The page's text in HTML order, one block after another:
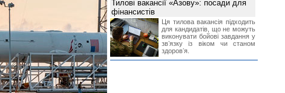
Тилові вакансії «Азову»: посади для
фінансистів
Ця тилова вакансія підходить
для кандидатів, що не можуть
виконувати бойові завдання у
звʼязку із віком чи станом
здоровʼя.